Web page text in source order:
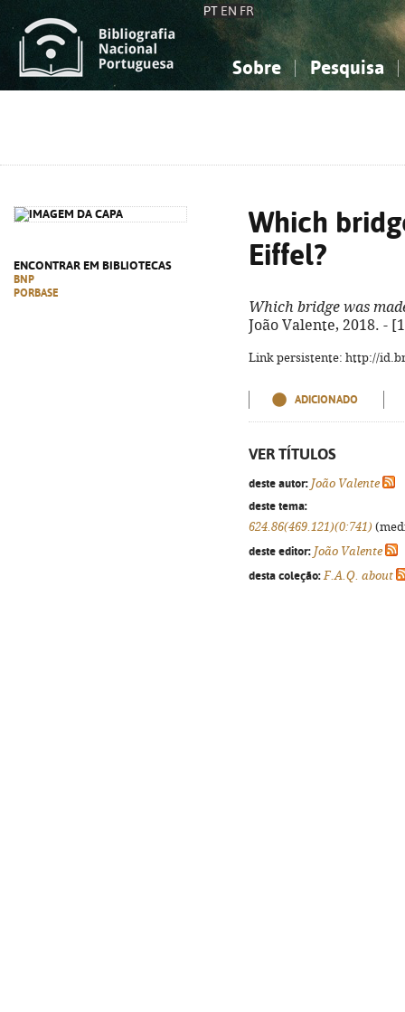
PT EN FR
Sobre Pesquisa
ENCONTRAR EM BIBLIOTECAS
BNP
PORBASE
Which
Eiffel?
Which bridge was
João Valente, 2018. -
Link persistente: http://
ADICIONADO
VER TÍTULOS
deste autor: João Valente
deste tema:
624.86(469.121)(0:741)
deste editor: João Valente
desta coleção: F.A.Q. about